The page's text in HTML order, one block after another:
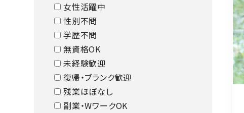
女性活躍中
性別不問
学歴不問
無資格OK
未経験歓迎
復帰・ブランク歓迎
残業ほぼなし
副業・WワークOK